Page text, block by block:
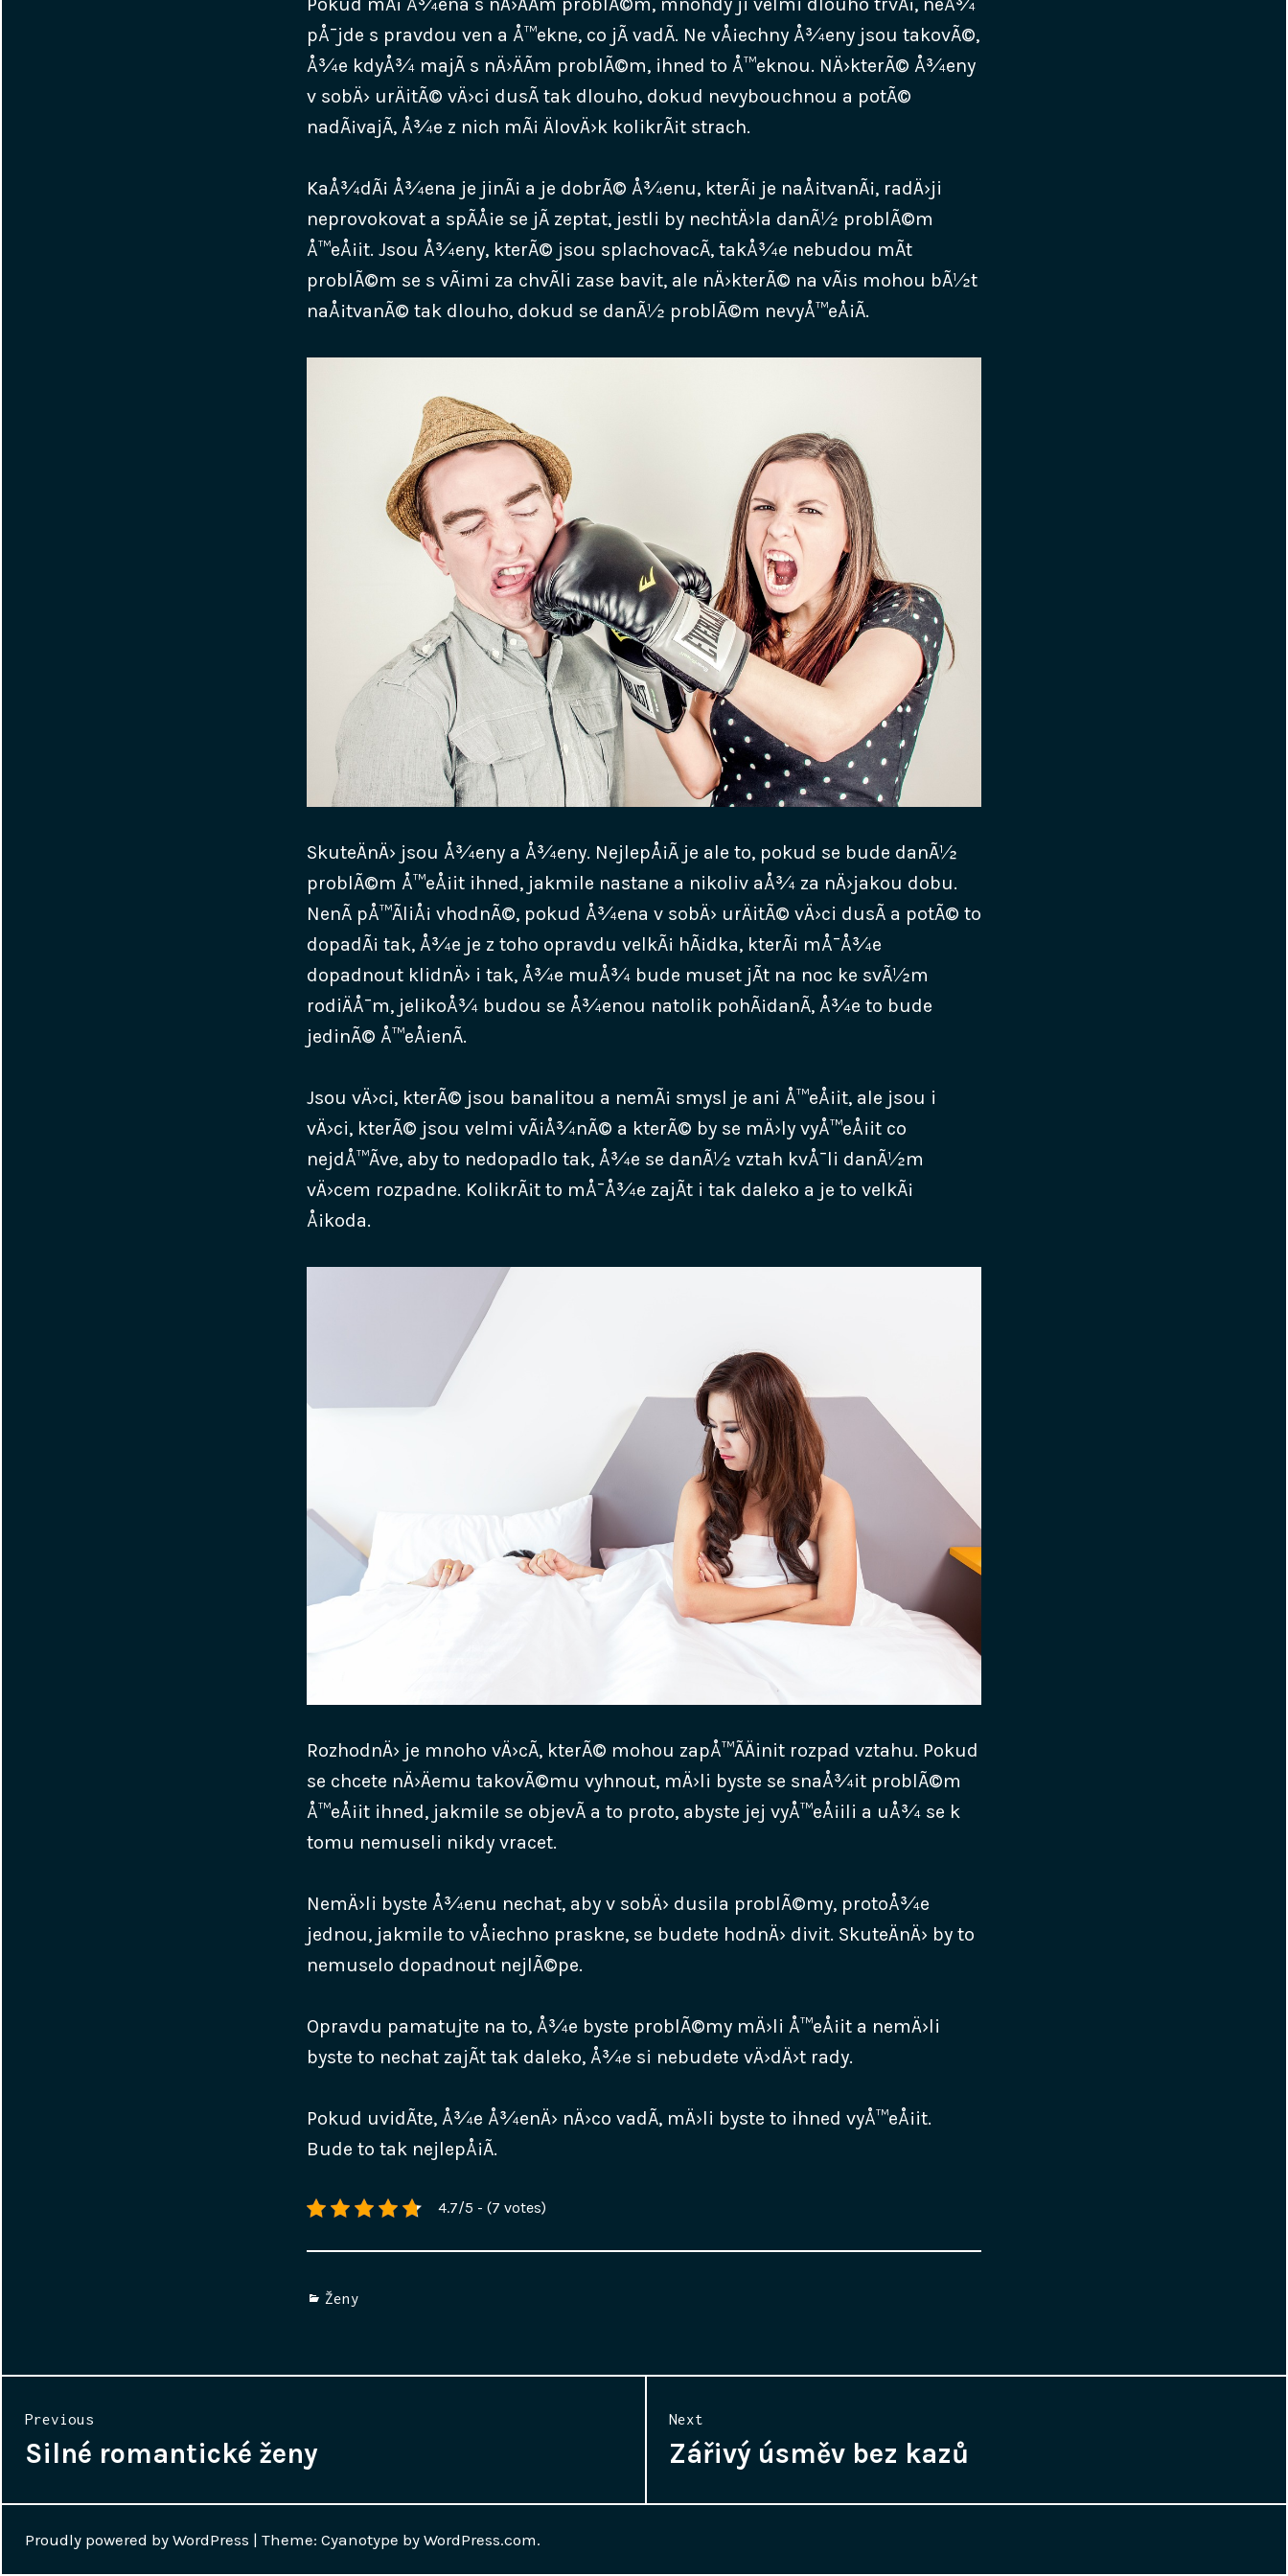
pÅ¯jde s pravdou ven a Å™ekne, co jÃ­ vadÃ­. Ne vÅ¡echny Å¾eny jsou takovÃ©,
Å¾e kdyÅ¾ majÃ­ s nÄ›ÄÃ­m problÃ©m, ihned to Å™eknou. NÄ›kterÃ© Å¾eny
v sobÄ› urÄitÃ© vÄ›ci dusÃ­ tak dlouho, dokud nevybouchnou a potÃ©
nadÃ¡vajÃ­, Å¾e z nich mÃ¡ ÄlovÄ›k kolikrÃ¡t strach.
KaÅ¾dÃ¡ Å¾ena je jinÃ¡ a je dobrÃ© Å¾enu, kterÃ¡ je naÅ¡tvanÃ¡, radÄ›ji
neprovokovat a spÃ­Å¡e se jÃ­ zeptat, jestli by nechtÄ›la danÃ½ problÃ©m
Å™eÅ¡it. Jsou Å¾eny, kterÃ© jsou splachovacÃ­, takÅ¾e nebudou mÃ­t
problÃ©m se s vÃ¡mi za chvÃ­li zase bavit, ale nÄ›kterÃ© na vÃ¡s mohou bÃ½t
naÅ¡tvanÃ© tak dlouho, dokud se danÃ½ problÃ©m nevyÅ™eÅ¡Ã­.
SkuteÄnÄ› jsou Å¾eny a Å¾eny. NejlepÅ¡Ã­ je ale to, pokud se bude danÃ½
problÃ©m Å™eÅ¡it ihned, jakmile nastane a nikoliv aÅ¾ za nÄ›jakou dobu.
NenÃ­ pÅ™Ã­liÅ¡ vhodnÃ©, pokud Å¾ena v sobÄ› urÄitÃ© vÄ›ci dusÃ­ a potÃ© to
dopadÃ¡ tak, Å¾e je z toho opravdu velkÃ¡ hÃ¡dka, kterÃ¡ mÅ¯Å¾e
dopadnout klidnÄ› i tak, Å¾e muÅ¾ bude muset jÃ­t na noc ke svÃ½m
rodiÄÅ¯m, jelikoÅ¾ budou se Å¾enou natolik pohÃ¡danÃ­, Å¾e to bude
jedinÃ© Å™eÅ¡enÃ­.
Jsou vÄ›ci, kterÃ© jsou banalitou a nemÃ¡ smysl je ani Å™eÅ¡it, ale jsou i
vÄ›ci, kterÃ© jsou velmi vÃ¡Å¾nÃ© a kterÃ© by se mÄ›ly vyÅ™eÅ¡it co
nejdÅ™Ã­ve, aby to nedopadlo tak, Å¾e se danÃ½ vztah kvÅ¯li danÃ½m
vÄ›cem rozpadne. KolikrÃ¡t to mÅ¯Å¾e zajÃ­t i tak daleko a je to velkÃ¡
Å¡koda.
RozhodnÄ› je mnoho vÄ›cÃ­, kterÃ© mohou zapÅ™Ã­Äinit rozpad vztahu. Pokud
se chcete nÄ›Äemu takovÃ©mu vyhnout, mÄ›li byste se snaÅ¾it problÃ©m
Å™eÅ¡it ihned, jakmile se objevÃ­ a to proto, abyste jej vyÅ™eÅ¡ili a uÅ¾ se k
tomu nemuseli nikdy vracet.
NemÄ›li byste Å¾enu nechat, aby v sobÄ› dusila problÃ©my, protoÅ¾e
jednou, jakmile to vÅ¡echno praskne, se budete hodnÄ› divit. SkuteÄnÄ› by to
nemuselo dopadnout nejlÃ©pe.
Opravdu pamatujte na to, Å¾e byste problÃ©my mÄ›li Å™eÅ¡it a nemÄ›li
byste to nechat zajÃ­t tak daleko, Å¾e si nebudete vÄ›dÄ›t rady.
Pokud uvidÃ­te, Å¾e Å¾enÄ› nÄ›co vadÃ­, mÄ›li byste to ihned vyÅ™eÅ¡it.
Bude to tak nejlepÅ¡Ã­.
4.7/5 - (7 votes)
Categories
Ženy
pro
Previous
Previous
Silné romantické ženy
Next
Next
Zářivý úsměv bez kazů
Proudly powered by WordPress | Theme: Cyanotype by WordPress.com.